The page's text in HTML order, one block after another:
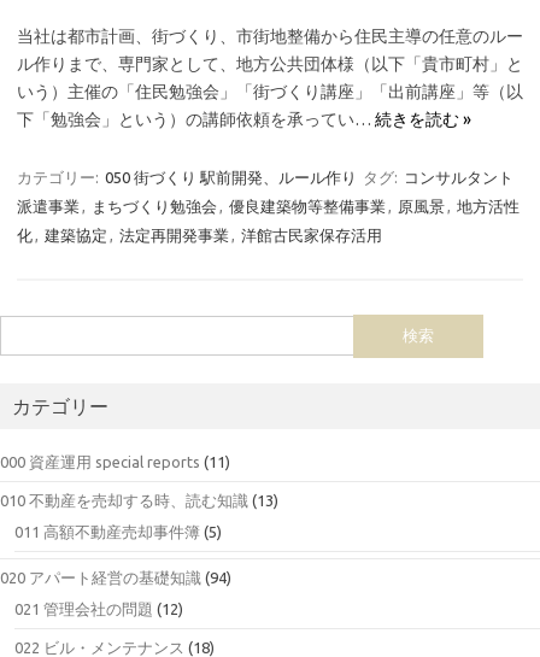
当社は都市計画、街づくり、市街地整備から住民主導の任意のルー
ル作りまで、専門家として、地方公共団体様（以下「貴市町村」と
いう）主催の「住民勉強会」「街づくり講座」「出前講座」等（以
下「勉強会」という）の講師依頼を承ってい… 続きを読む »
カテゴリー: 050 街づくり 駅前開発、ルール作り タグ: コンサルタント
派遣事業, まちづくり勉強会 , 優良建築物等整備事業, 原風景, 地方活性
化, 建築協定 , 法定再開発事業, 洋館古民家保存活用
カテゴリー
000 資産運用 special reports (11)
010 不動産を売却する時、読む知識 (13)
011 高額不動産売却事件簿 (5)
020 アパート経営の基礎知識 (94)
021 管理会社の問題 (12)
022 ビル・メンテナンス (18)